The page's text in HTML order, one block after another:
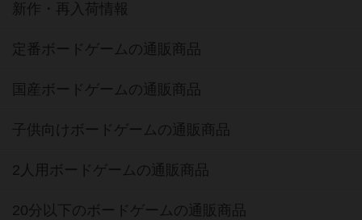
新作・再入荷情報
定番ボードゲームの通販商品
国産ボードゲームの通販商品
子供向けボードゲームの通販商品
2人用ボードゲームの通販商品
20分以下のボードゲームの通販商品